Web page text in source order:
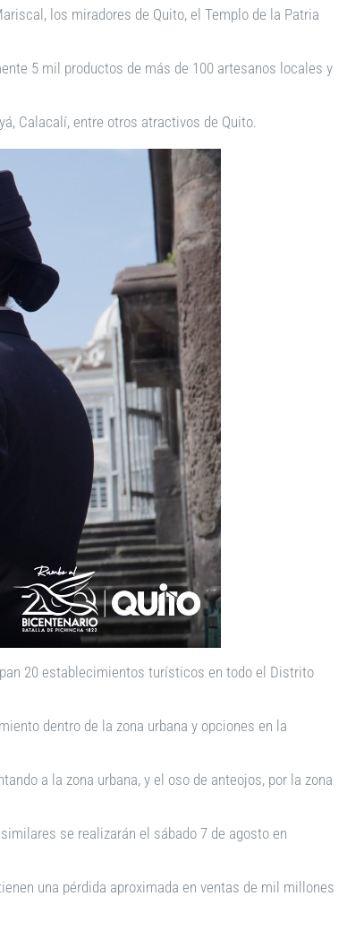
los miradores de Quito, el Templo de la Patria
5 mil productos de más de 100 artesanos locales y
Calacalí, entre otros atractivos de Quito.
20 establecimientos turísticos en todo el Distrito
dentro de la zona urbana y opciones en la
a la zona urbana, y el oso de anteojos, por la zona
se realizarán el sábado 7 de agosto en
una pérdida aproximada en ventas de mil millones